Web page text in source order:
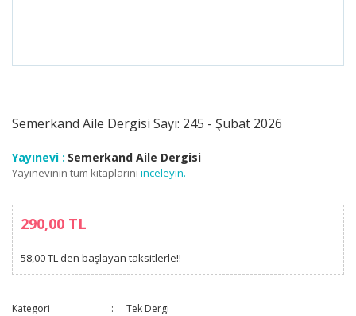
Semerkand Aile Dergisi Sayı: 245 - Şubat 2026
Yayınevi : Semerkand Aile Dergisi
Yayınevinin tüm kitaplarını inceleyin.
290,00 TL
58,00 TL den başlayan taksitlerle!!
Kategori
Tek Dergi